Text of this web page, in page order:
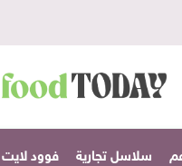
سلاسل تجارية فوود لايت